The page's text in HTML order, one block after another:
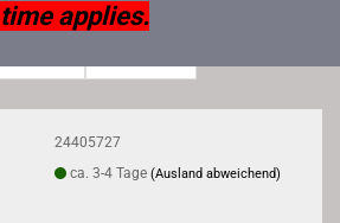
applies.
24405727
ca. 3-4 Tage (Ausland abweichend)